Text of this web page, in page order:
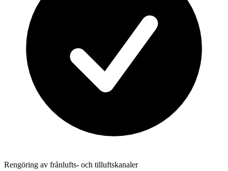
Rengöring av frånlufts- och tilluftskanaler